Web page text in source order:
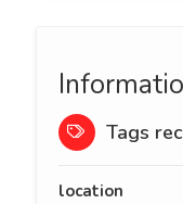
Tags
location